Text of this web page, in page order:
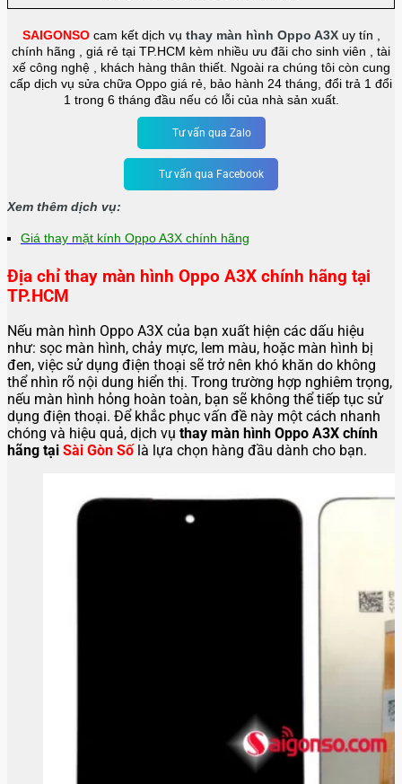
SAIGONSO cam kết dịch vụ thay màn hình Oppo A3X uy tín ,
chính hãng , giá rẻ tại TP.HCM kèm nhiều ưu đãi cho sinh viên , tài
xế công nghệ , khách hàng thân thiết. Ngoài ra chúng tôi còn cung
cấp dịch vụ sửa chữa Oppo giá rẻ, bảo hành 24 tháng, đổi trả 1 đổi
1 trong 6 tháng đầu nếu có lỗi của nhà sản xuất.
Tư vấn qua Zalo
Tư vấn qua Facebook
Xem thêm dịch vụ:
Giá thay mặt kính Oppo A3X chính hãng
Địa chỉ thay màn hình Oppo A3X chính hãng tại
TP.HCM
Nếu màn hình Oppo A3X của bạn xuất hiện các dấu hiệu
như: sọc màn hình, chảy mực, lem màu, hoặc màn hình bị
đen, việc sử dụng điện thoại sẽ trở nên khó khăn do không
thể nhìn rõ nội dung hiển thị. Trong trường hợp nghiêm trọng,
nếu màn hình hỏng hoàn toàn, bạn sẽ không thể tiếp tục sử
dụng điện thoại. Để khắc phục vấn đề này một cách nhanh
chóng và hiệu quả, dịch vụ thay màn hình Oppo A3X chính
hãng tại Sài Gòn Số là lựa chọn hàng đầu dành cho bạn.